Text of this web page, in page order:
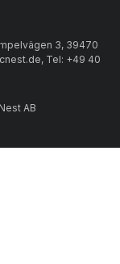
3, 39470
Tel: +49 40
AB